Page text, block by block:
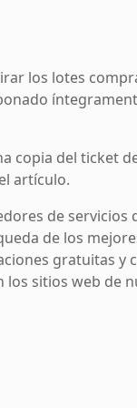
los lotes
copia del ticket
artículo.
de servicios
de los
gratuitas y
los sitios web de